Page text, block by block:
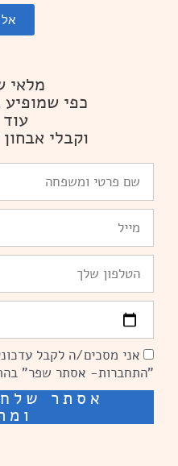
מלאי
כפי
וקבלי
פרטי
ומשפחה
הסכמהאני מסכים/ה לקבל
"התחברות- אסתר שפר"
אסתר